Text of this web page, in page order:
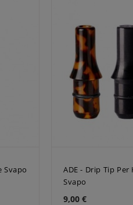
Svapo
ADE - Drip Tip
Svapo
9,00 €